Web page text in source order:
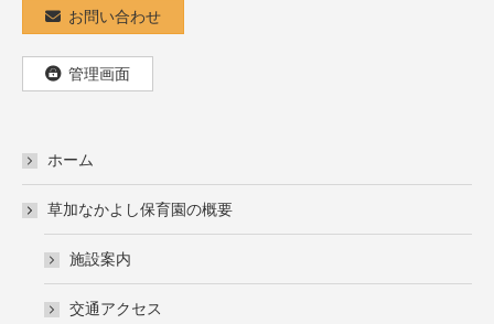
お問い合わせ
管理画面
ホーム
草加なかよし保育園の概要
施設案内
交通アクセス